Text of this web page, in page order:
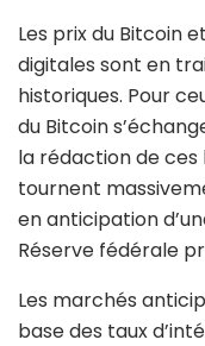
Les prix du Bitcoin
digitales sont en
historiques. Pour
du Bitcoin
la rédaction de ces
tournent
en anticipation
Réserve fédérale
Les marchés
base des taux